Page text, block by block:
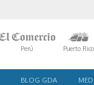
Perú Puerto Rico
BLOG GDA